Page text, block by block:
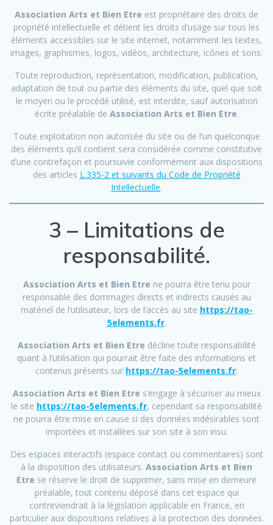
Association Arts et Bien Etre est propriétaire des droits de
propriété intellectuelle et détient les droits d’usage sur tous les
éléments accessibles sur le site internet, notamment les textes,
images, graphismes, logos, vidéos, architecture, icônes et sons.
Toute reproduction, représentation, modification, publication,
adaptation de tout ou partie des éléments du site, quel que soit
le moyen ou le procédé utilisé, est interdite, sauf autorisation
écrite préalable de Association Arts et Bien Etre.
Toute exploitation non autorisée du site ou de l’un quelconque
des éléments qu’il contient sera considérée comme constitutive
d’une contrefaçon et poursuivie conformément aux dispositions
des articles L.335-2 et suivants du Code de Propriété
Intellectuelle.
3 – Limitations de
responsabilité.
Association Arts et Bien Etre ne pourra être tenu pour
responsable des dommages directs et indirects causés au
matériel de l’utilisateur, lors de l’accès au site https://tao-
5elements.fr.
Association Arts et Bien Etre décline toute responsabilité
quant à l’utilisation qui pourrait être faite des informations et
contenus présents sur https://tao-5elements.fr.
Association Arts et Bien Etre s’engage à sécuriser au mieux
le site https://tao-5elements.fr, cependant sa responsabilité
ne pourra être mise en cause si des données indésirables sont
importées et installées sur son site à son insu.
Des espaces interactifs (espace contact ou commentaires) sont
à la disposition des utilisateurs. Association Arts et Bien
Etre se réserve le droit de supprimer, sans mise en demeure
préalable, tout contenu déposé dans cet espace qui
contreviendrait à la législation applicable en France, en
particulier aux dispositions relatives à la protection des données.